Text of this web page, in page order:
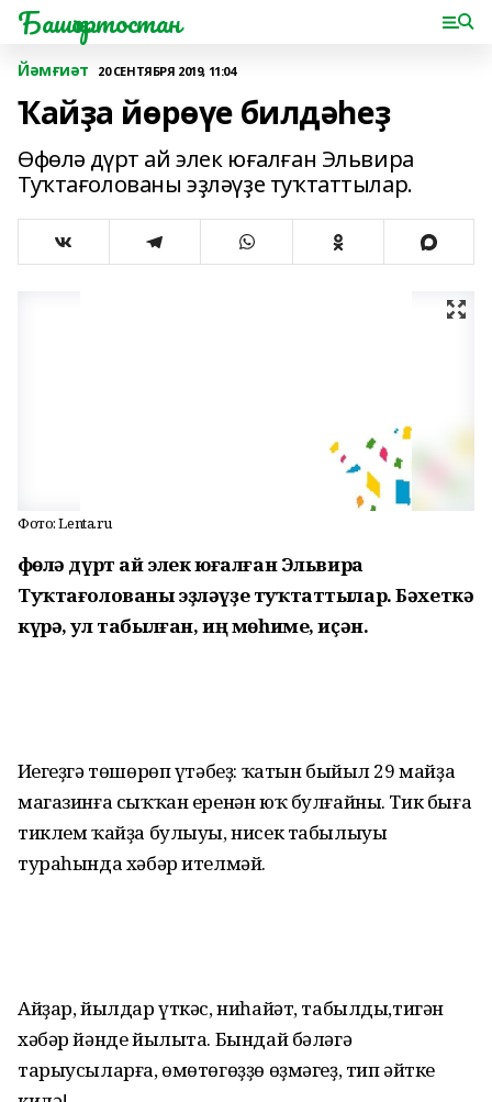
Башҡортостан
Йәмғиәт 20 СЕНТЯБРЯ 2019, 11:04
Ҡайҙа йөрөүе билдәһеҙ
Өфөлә дүрт ай элек юғалған Эльвира
Туҡтағолованы эҙләүҙе туҡтаттылар.
Фото: Lenta.ru
Өфөлә дүрт ай элек юғалған Эльвира
Туҡтағолованы эҙләүҙе туҡтаттылар. Бәхеткә
күрә, ул табылған, иң мөһиме, иҫән.
Иҫегеҙгә төшөрөп үтәбеҙ: ҡатын быйыл 29 майҙа
магазинға сыҡҡан еренән юҡ булғайны. Тик быға
тиклем ҡайҙа булыуы, нисек табылыуы
тураһында хәбәр ителмәй.
Айҙар, йылдар үткәс, ниһайәт, табылды,тигән
хәбәр йәнде йылыта. Бындай бәләгә
тарыусыларға, өмөтөгөҙҙө өҙмәгеҙ, тип әйтке